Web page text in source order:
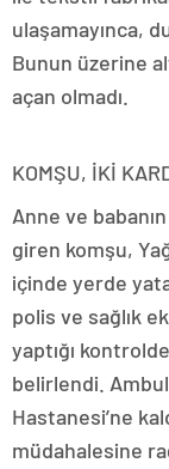
ulaşamayınca,
Bunun üzerine
açan olmadı.
KOMŞU, İKİ
Anne ve
giren komşu,
içinde yerde
polis ve sağlık
yaptığı
belirlendi.
Hastanesi’ne
müdahalesine